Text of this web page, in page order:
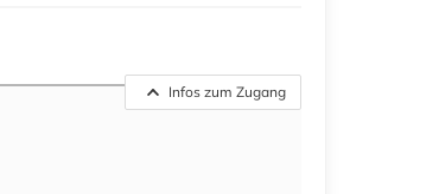
Infos zum Zugang